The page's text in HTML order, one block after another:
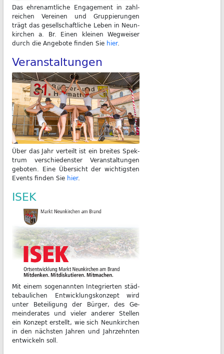
Das eh­ren­amt­li­che En­ga­ge­ment in zahl­
rei­chen Ver­ei­nen und Grup­pie­run­gen
trägt das ge­sell­schaft­li­che Le­ben in Neun­
kir­chen a. Br. Ei­nen klei­nen Weg­wei­ser
durch die An­ge­bo­te fin­den Sie hier.
Veranstaltungen
Über das Jahr ver­teilt ist ein brei­tes Spek­
trum ver­schie­dens­ter Ver­an­stal­tun­gen
ge­bo­ten. Ei­ne Über­sicht der wich­tigs­ten
Events fin­den Sie hier.
ISEK
Mit ei­nem so­ge­nann­ten In­te­grier­ten städ­
te­bau­li­chen Ent­wick­lungs­kon­zept wird
un­ter Be­tei­li­gung der Bür­ger, des Ge­
mein­de­ra­tes und vie­ler an­de­rer Stel­len
ein Kon­zept er­stellt, wie sich Neun­kir­chen
in den nächs­ten Jah­ren und Jahr­zehn­ten
ent­wi­ckeln soll.